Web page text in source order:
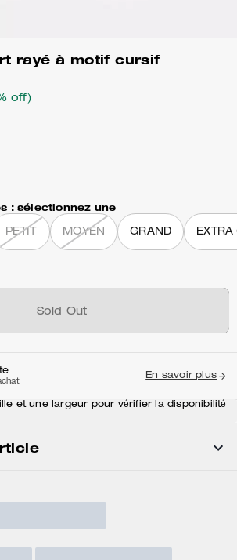
rayé à motif cursif
off)
: sélectionnez une
PETIT MOYEN GRAND EXTRA
Sold Out
En savoir plus
et une largeur pour vérifier la disponibilité